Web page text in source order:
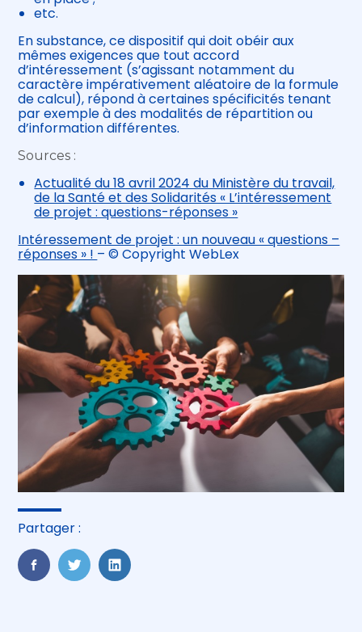
etc.
En substance, ce dispositif qui doit obéir aux
mêmes exigences que tout accord
d’intéressement (s’agissant notamment du
caractère impérativement aléatoire de la formule
de calcul), répond à certaines spécificités tenant
par exemple à des modalités de répartition ou
d’information différentes.
Sources :
Actualité du 18 avril 2024 du Ministère du travail,
de la Santé et des Solidarités « L’intéressement
de projet : questions-réponses »
Intéressement de projet : un nouveau « questions –
réponses » ! – © Copyright WebLex
Partager :
FaceBook
TwitterLinkedIn